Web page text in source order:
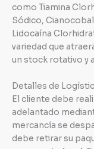
como Tiamina
Sódico,
Lidocaína
variedad que
un stock rotativo y
Detalles de
El cliente debe
adelantado
mercancía se
debe retirar su